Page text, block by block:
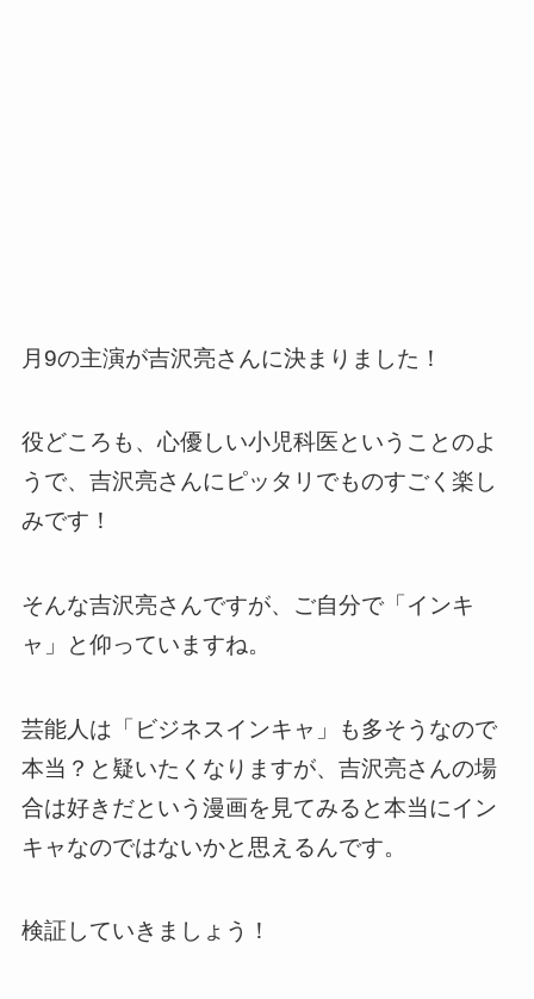
月9の主演が吉沢亮さんに決まりました！
役どころも、心優しい小児科医ということのよ
うで、吉沢亮さんにピッタリでものすごく楽し
みです！
そんな吉沢亮さんですが、ご自分で「インキ
ャ」と仰っていますね。
芸能人は「ビジネスインキャ」も多そうなので
本当？と疑いたくなりますが、吉沢亮さんの場
合は好きだという漫画を見てみると本当にイン
キャなのではないかと思えるんです。
検証していきましょう！